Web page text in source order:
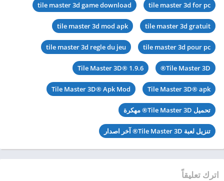
tile master 3d for pc
tile master 3d game download
tile master 3d gratuit
tile master 3d mod apk
tile master 3d pour pc
tile master 3d regle du jeu
Tile Master 3D®
Tile Master 3D® 1.9.6
Tile Master 3D® apk
Tile Master 3D® Apk Mod
تحميل Tile Master 3D® مهكرة
تنزيل لعبة Tile Master 3D® آخر اصدار
اترك تعليقاً